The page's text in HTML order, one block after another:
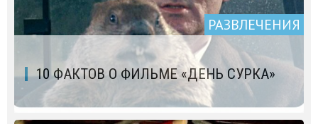
РАЗВЛЕЧЕНИЯ
10 ФАКТОВ О ФИЛЬМЕ «ДЕНЬ СУРКА»